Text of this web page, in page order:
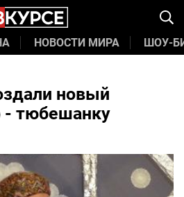
НОВОСТИ МИРА ШОУ-
новый
- тюбешанку